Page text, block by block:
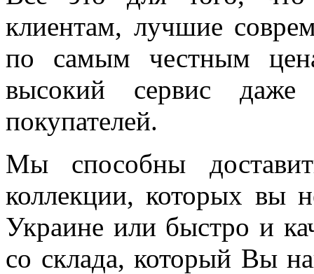
клиентам, лучшие
по самым честным
высокий сервис даже
покупателей.
Мы способны
коллекции, которых вы
Украине или быстро и
со склада, который Вы